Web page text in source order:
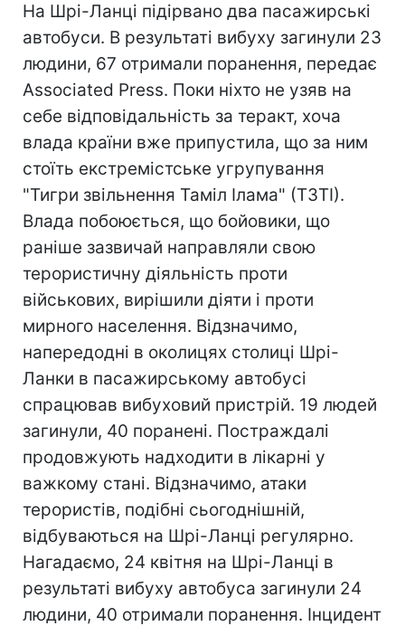
На Шрі-Ланці підірвано два пасажирські
автобуси. В результаті вибуху загинули 23
людини, 67 отримали поранення, передає
Associated Press. Поки ніхто не узяв на
себе відповідальність за теракт, хоча
влада країни вже припустила, що за ним
стоїть екстремістське угрупування
"Тигри звільнення Таміл Ілама" (ТЗТІ).
Влада побоюється, що бойовики, що
раніше зазвичай направляли свою
терористичну діяльність проти
військових, вирішили діяти і проти
мирного населення. Відзначимо,
напередодні в околицях столиці Шрі-
Ланки в пасажирському автобусі
спрацював вибуховий пристрій. 19 людей
загинули, 40 поранені. Постраждалі
продовжують надходити в лікарні у
важкому стані. Відзначимо, атаки
терористів, подібні сьогоднішній,
відбуваються на Шрі-Ланці регулярно.
Нагадаємо, 24 квітня на Шрі-Ланці в
результаті вибуху автобуса загинули 24
людини, 40 отримали поранення. Інцидент